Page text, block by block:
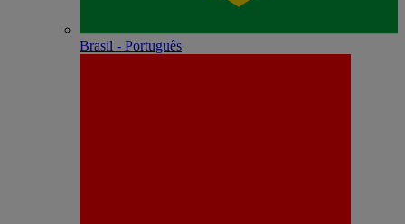
Brasil - Português